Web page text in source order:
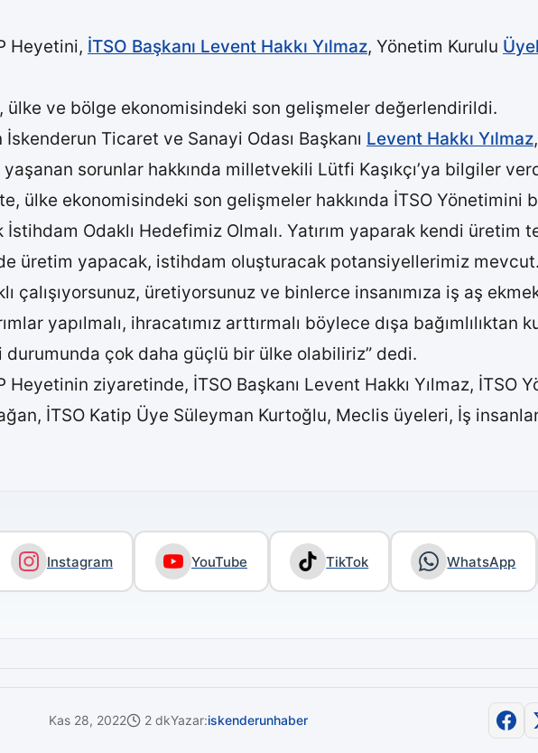
Heyetini, İTSO Başkanı Levent Hakkı Yılmaz, Yönetim Kurulu
ülke ve bölge ekonomisindeki son gelişmeler değerlendirildi.
Ticaret ve Sanayi Odası Başkanı Levent Hakkı Yılmaz
sorunlar hakkında milletvekili Lütfi Kaşıkçı’ya bilgiler
ülke ekonomisindeki son gelişmeler hakkında İTSO Yönetimini
İstihdam Odaklı Hedefimiz Olmalı. Yatırım yaparak kendi üretim
üretim yapacak, istihdam oluşturacak potansiyellerimiz
üretiyorsunuz ve binlerce insanımıza iş aş
yapılmalı, ihracatımız arttırmalı böylece dışa bağımlılıktan
çok daha güçlü bir ülke olabiliriz” dedi.
ziyaretinde, İTSO Başkanı Levent Hakkı Yılmaz, İTSO
İTSO Katip Üye Süleyman Kurtoğlu, Meclis üyeleri, İş
Instagram YouTube TikTok WhatsApp
Kas 28, 2022 2 dkYazar:iskenderunhaber